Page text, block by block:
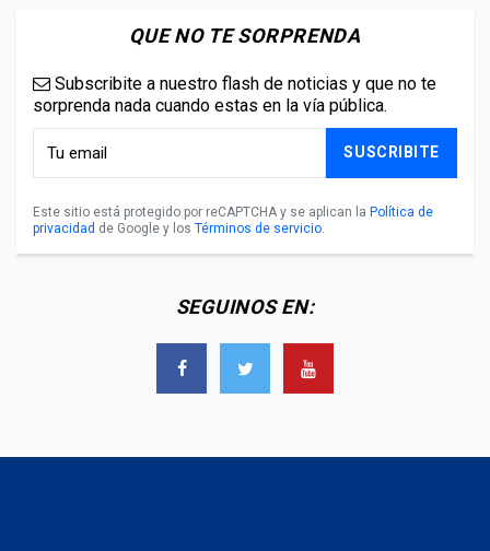
QUE NO TE SORPRENDA
Subscribite a nuestro flash de noticias y que no te
sorprenda nada cuando estas en la vía pública.
SUSCRIBITE
Este sitio está protegido por reCAPTCHA y se aplican la Política de
privacidad de Google y los Términos de servicio.
SEGUINOS EN: